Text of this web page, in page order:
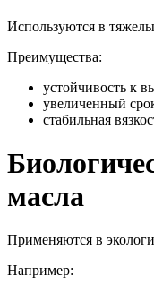
Используются в
Преимущества:
устойчивость к
увеличенный
стабильная
масла
Применяются в
Например: